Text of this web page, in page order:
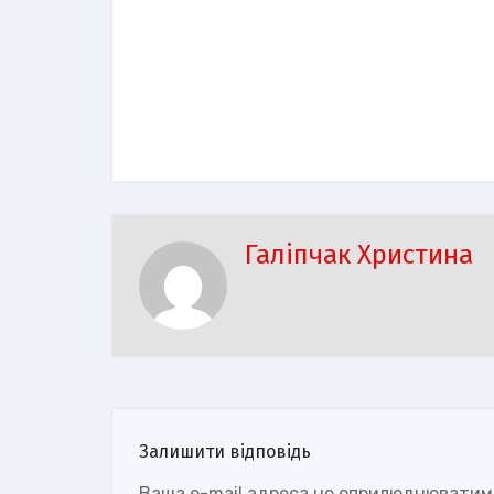
Галіпчак Христина
Залишити відповідь